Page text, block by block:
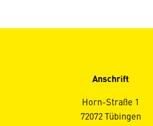
Anschrift
Horn-Straße 1
72072 Tübingen